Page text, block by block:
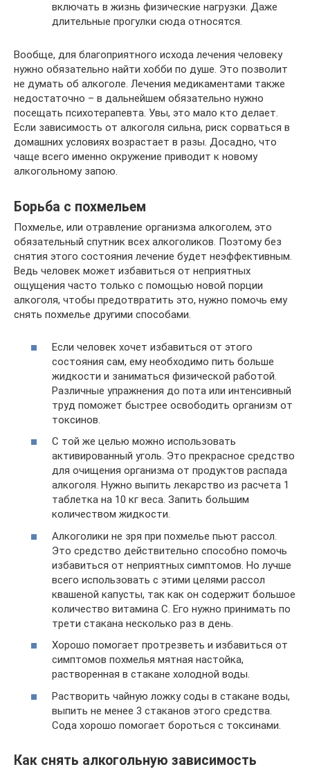
включать в жизнь физические нагрузки. Даже
длительные прогулки сюда относятся.
Вообще, для благоприятного исхода лечения человеку
нужно обязательно найти хобби по душе. Это позволит
не думать об алкоголе. Лечения медикаментами также
недостаточно – в дальнейшем обязательно нужно
посещать психотерапевта. Увы, это мало кто делает.
Если зависимость от алкоголя сильна, риск сорваться в
домашних условиях возрастает в разы. Досадно, что
чаще всего именно окружение приводит к новому
алкогольному запою.
Борьба с похмельем
Похмелье, или отравление организма алкоголем, это
обязательный спутник всех алкоголиков. Поэтому без
снятия этого состояния лечение будет неэффективным.
Ведь человек может избавиться от неприятных
ощущения часто только с помощью новой порции
алкоголя, чтобы предотвратить это, нужно помочь ему
снять похмелье другими способами.
Если человек хочет избавиться от этого
состояния сам, ему необходимо пить больше
жидкости и заниматься физической работой.
Различные упражнения до пота или интенсивный
труд поможет быстрее освободить организм от
токсинов.
С той же целью можно использовать
активированный уголь. Это прекрасное средство
для очищения организма от продуктов распада
алкоголя. Нужно выпить лекарство из расчета 1
таблетка на 10 кг веса. Запить большим
количеством жидкости.
Алкоголики не зря при похмелье пьют рассол.
Это средство действительно способно помочь
избавиться от неприятных симптомов. Но лучше
всего использовать с этими целями рассол
квашеной капусты, так как он содержит большое
количество витамина С. Его нужно принимать по
трети стакана несколько раз в день.
Хорошо помогает протрезветь и избавиться от
симптомов похмелья мятная настойка,
растворенная в стакане холодной воды.
Растворить чайную ложку соды в стакане воды,
выпить не менее 3 стаканов этого средства.
Сода хорошо помогает бороться с токсинами.
Как снять алкогольную зависимость